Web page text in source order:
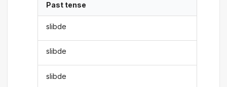
Past tense
slibde
slibde
slibde